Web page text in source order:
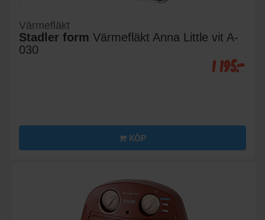
Värmefläkt
Stadler form Värmefläkt Anna Little vit A-
030
1 195:-
KÖP